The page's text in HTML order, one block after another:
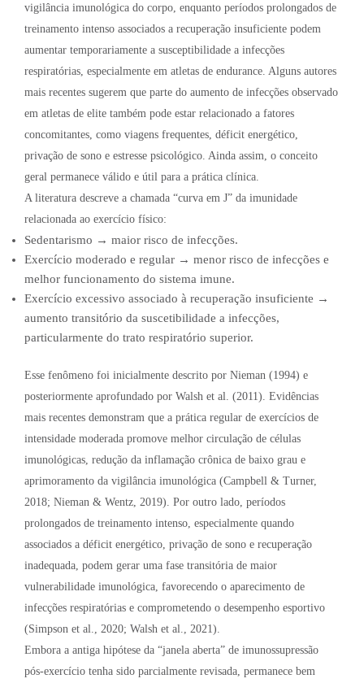
vigilância imunológica do corpo, enquanto períodos prolongados de
treinamento intenso associados a recuperação insuficiente podem
aumentar temporariamente a susceptibilidade a infecções
respiratórias, especialmente em atletas de endurance. Alguns autores
mais recentes sugerem que parte do aumento de infecções observado
em atletas de elite também pode estar relacionado a fatores
concomitantes, como viagens frequentes, déficit energético,
privação de sono e estresse psicológico. Ainda assim, o conceito
geral permanece válido e útil para a prática clínica.
A literatura descreve a chamada “curva em J” da imunidade
relacionada ao exercício físico:
Sedentarismo → maior risco de infecções.
Exercício moderado e regular → menor risco de infecções e
melhor funcionamento do sistema imune.
Exercício excessivo associado à recuperação insuficiente →
aumento transitório da suscetibilidade a infecções,
particularmente do trato respiratório superior.
Esse fenômeno foi inicialmente descrito por Nieman (1994) e
posteriormente aprofundado por Walsh et al. (2011). Evidências
mais recentes demonstram que a prática regular de exercícios de
intensidade moderada promove melhor circulação de células
imunológicas, redução da inflamação crônica de baixo grau e
aprimoramento da vigilância imunológica (Campbell & Turner,
2018; Nieman & Wentz, 2019). Por outro lado, períodos
prolongados de treinamento intenso, especialmente quando
associados a déficit energético, privação de sono e recuperação
inadequada, podem gerar uma fase transitória de maior
vulnerabilidade imunológica, favorecendo o aparecimento de
infecções respiratórias e comprometendo o desempenho esportivo
(Simpson et al., 2020; Walsh et al., 2021).
Embora a antiga hipótese da “janela aberta” de imunossupressão
pós-exercício tenha sido parcialmente revisada, permanece bem